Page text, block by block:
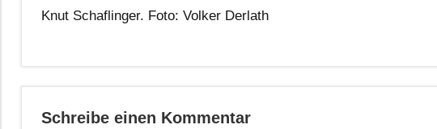
Knut Schaflinger. Foto: Volker Derlath
Schreibe einen Kommentar